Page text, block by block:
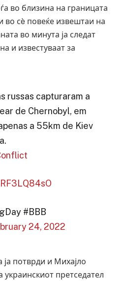
во близина на границата
во сè повеќе извештаи на
во минута ја следат
и известуваат за
russas capturaram a
de Chernobyl, em
a 55km de Kiev
#BBB
24, 2022
потврди и Михајло
украинскиот претседател